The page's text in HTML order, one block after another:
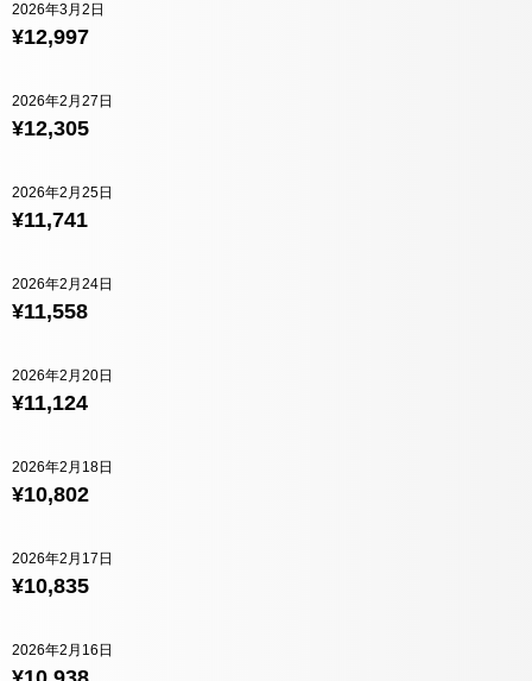
¥12,997
2026年3月2日
¥12,305
2026年2月27日
¥11,741
2026年2月25日
¥11,558
2026年2月24日
¥11,124
2026年2月20日
¥10,802
2026年2月18日
¥10,835
2026年2月17日
2026年2月16日